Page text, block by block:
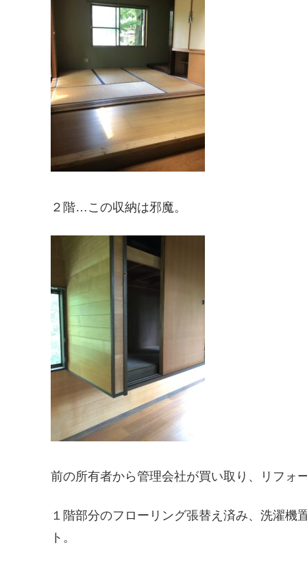
２階…この収納は邪魔。
前の所有者から管理会社が買い取り、リフォ
１階部分のフローリング張替え済み、洗濯
ト。